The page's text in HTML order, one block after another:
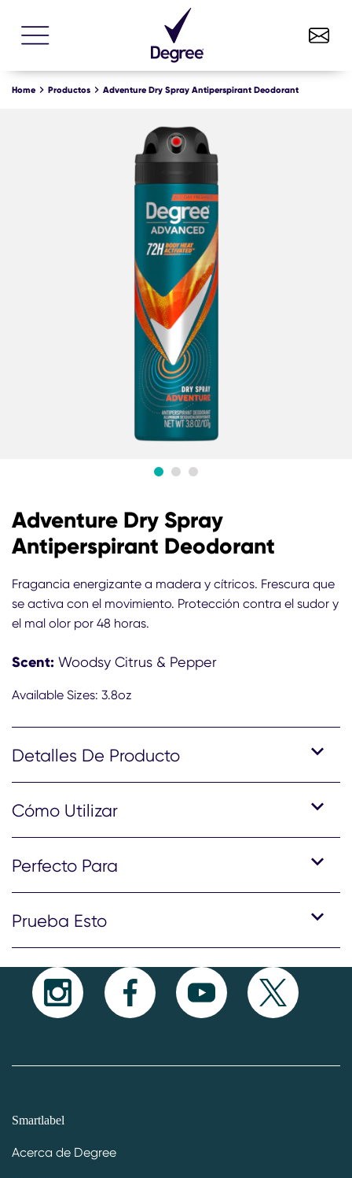
Home Productos Adventure Dry Spray Antiperspirant Deodorant
Adventure Dry Spray Antiperspirant Deodorant
Adventure Dry Spray
Antiperspirant Deodorant
Fragancia energizante a madera y cítricos. Frescura que
se activa con el movimiento. Protección contra el sudor y
el mal olor por 48 horas.
Scent: Woodsy Citrus & Pepper
Available Sizes: 3.8oz
Detalles De Producto
Cómo Utilizar
Perfecto Para
Prueba Esto
Smartlabel
Acerca de Degree